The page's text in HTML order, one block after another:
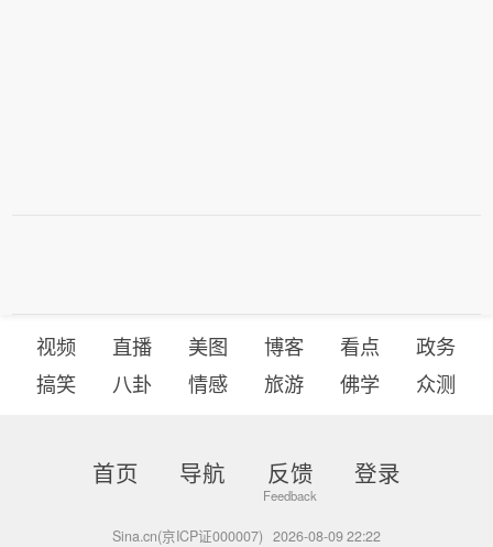
视频 直播 美图 博客 看点
政务
搞笑
八卦 情感 旅游 佛学 众测
首页 导航 反馈 登录
Sina.cn(京ICP证000007) 2026-08-09 22:22